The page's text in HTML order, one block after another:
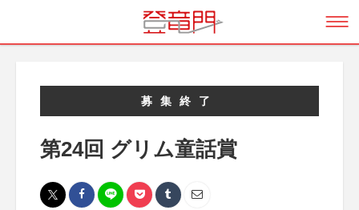
募集終了
第24回 グリム童話賞